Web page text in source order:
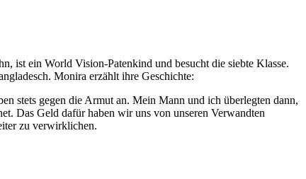
ist ein World Vision-Patenkind und besucht die siebte Klasse.
Monira erzählt ihre Geschichte:
stets gegen die Armut an. Mein Mann und ich überlegten dann,
Das Geld dafür haben wir uns von unseren Verwandten
zu verwirklichen.